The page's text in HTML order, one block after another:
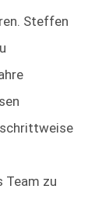
Steffen
Team zu